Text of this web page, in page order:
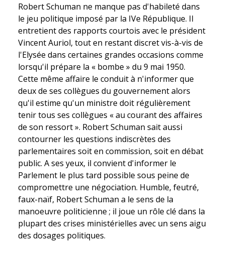
Robert Schuman ne manque pas d'habileté dans
le jeu politique imposé par la IVe République. Il
entretient des rapports courtois avec le président
Vincent Auriol, tout en restant discret vis-à-vis de
l'Elysée dans certaines grandes occasions comme
lorsqu'il prépare la « bombe » du 9 mai 1950.
Cette même affaire le conduit à n'informer que
deux de ses collègues du gouvernement alors
qu'il estime qu'un ministre doit régulièrement
tenir tous ses collègues « au courant des affaires
de son ressort ». Robert Schuman sait aussi
contourner les questions indiscrètes des
parlementaires soit en commission, soit en débat
public. A ses yeux, il convient d'informer le
Parlement le plus tard possible sous peine de
compromettre une négociation. Humble, feutré,
faux-naïf, Robert Schuman a le sens de la
manoeuvre politicienne ; il joue un rôle clé dans la
plupart des crises ministérielles avec un sens aigu
des dosages politiques.